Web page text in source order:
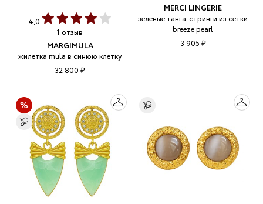
4,0
1 отзыв
MARGIMULA
жилетка mula в синюю клетку
32 800 ₽
MERCI LINGERIE
зеленые танга-стринги из сетки
breeze pearl
3 905 ₽